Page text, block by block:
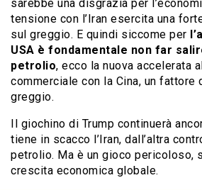
sarebbe una disgrazia per
tensione con l’Iran esercita una
sul greggio. E quindi siccome per
USA è fondamentale non far
petrolio, ecco la nuova accelerata
commerciale con la Cina, un fattore
greggio.
Il giochino di Trump continuerà
tiene in scacco l’Iran, dall’altra
petrolio. Ma è un gioco pericoloso,
crescita economica globale.